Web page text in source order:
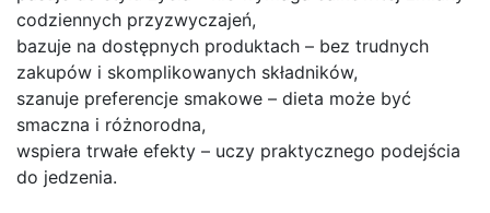
codziennych przyzwyczajeń,
bazuje na dostępnych produktach – bez trudnych
zakupów i skomplikowanych składników,
szanuje preferencje smakowe – dieta może być
smaczna i różnorodna,
wspiera trwałe efekty – uczy praktycznego podejścia
do jedzenia.